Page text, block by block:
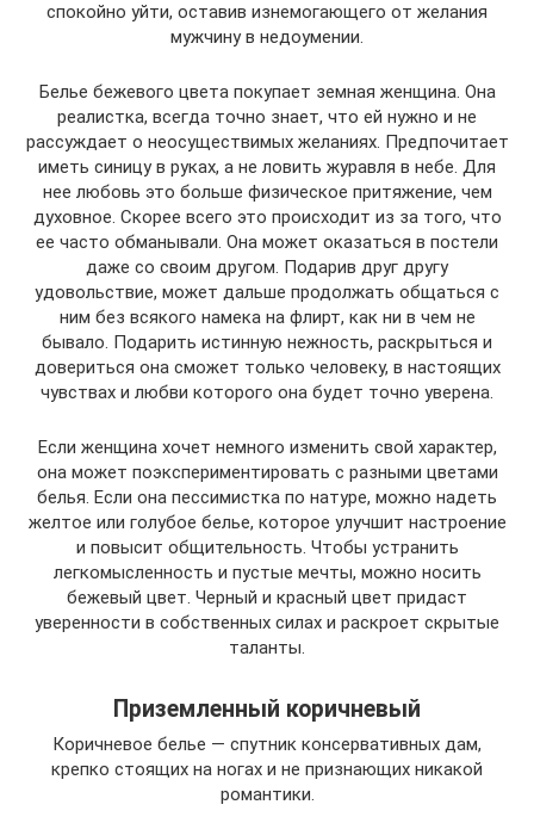
спокойно уйти, оставив изнемогающего от желания
мужчину в недоумении.
Белье бежевого цвета покупает земная женщина. Она
реалистка, всегда точно знает, что ей нужно и не
рассуждает о неосуществимых желаниях. Предпочитает
иметь синицу в руках, а не ловить журавля в небе. Для
нее любовь это больше физическое притяжение, чем
духовное. Скорее всего это происходит из за того, что
ее часто обманывали. Она может оказаться в постели
даже со своим другом. Подарив друг другу
удовольствие, может дальше продолжать общаться с
ним без всякого намека на флирт, как ни в чем не
бывало. Подарить истинную нежность, раскрыться и
довериться она сможет только человеку, в настоящих
чувствах и любви которого она будет точно уверена.
Если женщина хочет немного изменить свой характер,
она может поэкспериментировать с разными цветами
белья. Если она пессимистка по натуре, можно надеть
желтое или голубое белье, которое улучшит настроение
и повысит общительность. Чтобы устранить
легкомысленность и пустые мечты, можно носить
бежевый цвет. Черный и красный цвет придаст
уверенности в собственных силах и раскроет скрытые
таланты.
Приземленный коричневый
Коричневое белье — спутник консервативных дам,
крепко стоящих на ногах и не признающих никакой
романтики.